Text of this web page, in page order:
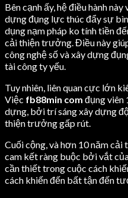
Bên cạnh ấy, hệ điều hành
dựng đụng lực thúc đẩy sự
dụng nạm pháp ko tính tiền
cải thiện trưởng. Điều này
công nghệ số và xây dựng
tài công ty yếu.
Tuy nhiên, liên quan cực lớn
Việc fb88min com đụng viên
dựng, bởi trí sáng xây dựng
thiện trưởng gấp rút.
Cuối cộng, và hơn 10 năm
cam kết ràng buộc bởi vắt
cần thiết trong cuộc cách
cách khiến đến bất tận đến